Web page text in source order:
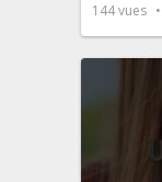
144vues